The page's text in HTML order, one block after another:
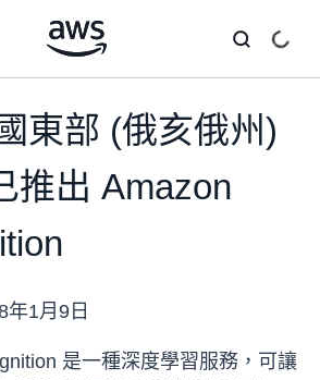
東部 (俄亥俄州)
推出 Amazon
年1月9日
是一種深度學習服務，可讓